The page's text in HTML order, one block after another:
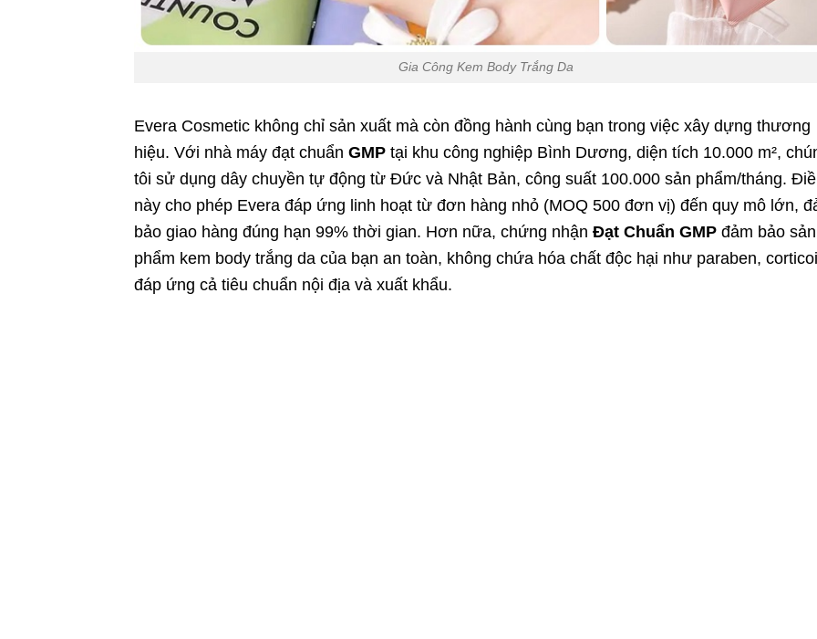
Gia Công Kem Body Trắng Da
Evera Cosmetic không chỉ sản xuất mà còn đồng hành cùng bạn trong việc xây dựng thương
hiệu. Với nhà máy đạt chuẩn GMP tại khu công nghiệp Bình Dương, diện tích 10.000 m²,
tôi sử dụng dây chuyền tự động từ Đức và Nhật Bản, công suất 100.000 sản phẩm/tháng.
này cho phép Evera đáp ứng linh hoạt từ đơn hàng nhỏ (MOQ 500 đơn vị) đến quy mô lớn,
bảo giao hàng đúng hạn 99% thời gian. Hơn nữa, chứng nhận Đạt Chuẩn GMP đảm bảo sản
phẩm kem body trắng da của bạn an toàn, không chứa hóa chất độc hại như paraben,
đáp ứng cả tiêu chuẩn nội địa và xuất khẩu.